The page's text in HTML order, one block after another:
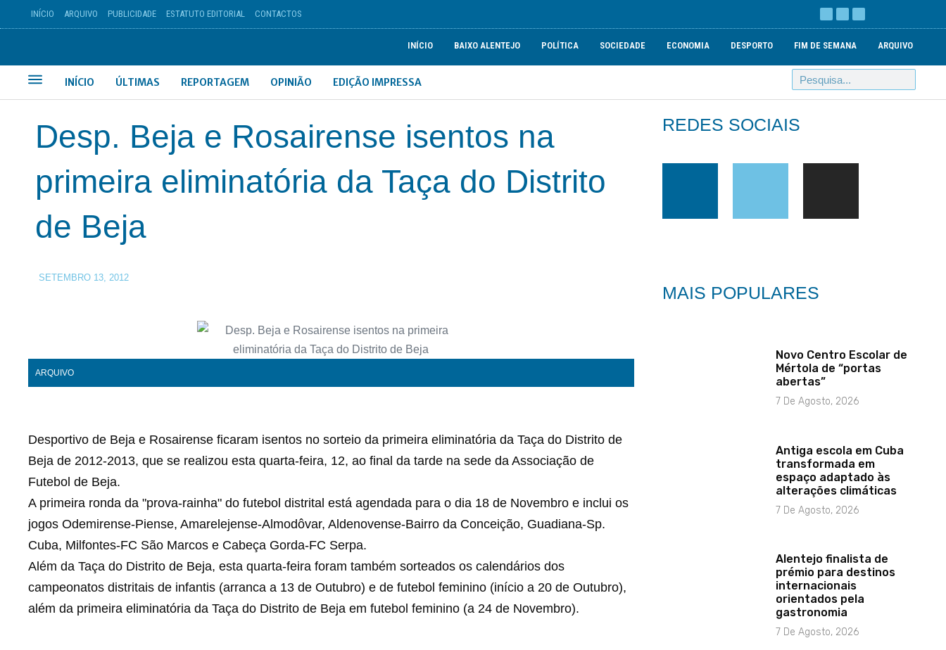
INÍCIO ARQUIVO PUBLICIDADE ESTATUTO EDITORIAL CONTACTOS
INÍCIO BAIXO ALENTEJO POLÍTICA SOCIEDADE ECONOMIA DESPORTO FIM DE SEMANA ARQUIVO
INÍCIO ÚLTIMAS REPORTAGEM OPINIÃO EDIÇÃO IMPRESSA
Desp. Beja e Rosairense isentos na
primeira eliminatória da Taça do Distrito
de Beja
SETEMBRO 13, 2012
ARQUIVO
Desportivo de Beja e Rosairense ficaram isentos no sorteio da primeira eliminatória da Taça do Distrito de
Beja de 2012-2013, que se realizou esta quarta-feira, 12, ao final da tarde na sede da Associação de
Futebol de Beja.
A primeira ronda da "prova-rainha" do futebol distrital está agendada para o dia 18 de Novembro e inclui os
jogos Odemirense-Piense, Amarelejense-Almodôvar, Aldenovense-Bairro da Conceição, Guadiana-Sp.
Cuba, Milfontes-FC São Marcos e Cabeça Gorda-FC Serpa.
Além da Taça do Distrito de Beja, esta quarta-feira foram também sorteados os calendários dos
campeonatos distritais de infantis (arranca a 13 de Outubro) e de futebol feminino (início a 20 de Outubro),
além da primeira eliminatória da Taça do Distrito de Beja em futebol feminino (a 24 de Novembro).
REDES SOCIAIS
MAIS POPULARES
Novo Centro Escolar de
Mértola de “portas
abertas”
7 De Agosto, 2026
Antiga escola em Cuba
transformada em
espaço adaptado às
alterações climáticas
7 De Agosto, 2026
Alentejo finalista de
prémio para destinos
internacionais
orientados pela
gastronomia
7 De Agosto, 2026